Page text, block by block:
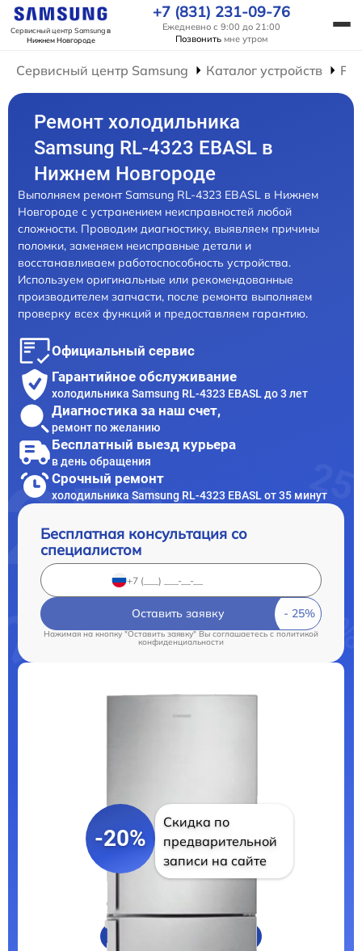
Сервисный центр Samsungв
Нижнем Новгороде
+7 (831) 231-09-76
Ежедневно с 9:00 до 21:00
Позвонить мне утром
Сервисный центр Samsung Каталог устройств
Ремонт холодильника
Samsung RL-4323 EBASL в
Нижнем Новгороде
Выполняем ремонт Samsung RL-4323 EBASL в Нижнем
Новгороде с устранением неисправностей любой
сложности. Проводим диагностику, выявляем причины
поломки, заменяем неисправные детали и
восстанавливаем работоспособность устройства.
Используем оригинальные или рекомендованные
производителем запчасти, после ремонта выполняем
проверку всех функций и предоставляем гарантию.
Официальный сервис
Гарантийное обслуживание
холодильника Samsung RL-4323 EBASL до 3 лет
Диагностика за наш счет,
ремонт по желанию
Бесплатный выезд курьера
в день обращения
Срочный ремонт
холодильника Samsung RL-4323 EBASL от 35 минут
Бесплатная консультация со
специалистом
Оставить заявку
Нажимая на кнопку "Оставить заявку" Вы соглашаетесь c политикой
конфиденциальности
-20%
Скидка по
предварительной
записи на сайте